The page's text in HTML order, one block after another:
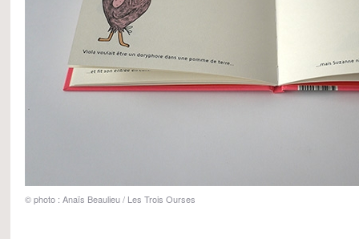
© photo : Anaïs Beaulieu / Les Trois Ourses